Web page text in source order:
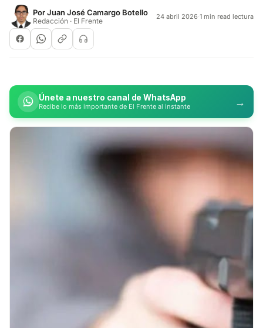
PorJuan José Camargo Botello
Redacción · El Frente 24 abril 2026·1 min read lectura
Únete a nuestro canal de WhatsApp
Recibe lo más importante de El Frente al instante →